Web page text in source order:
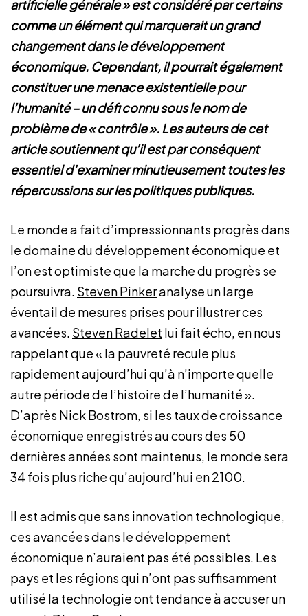
artificielle générale » est considéré par certains
comme un élément qui marquerait un grand
changement dans le développement
économique. Cependant, il pourrait également
constituer une menace existentielle pour
l’humanité – un défi connu sous le nom de
problème de « contrôle ». Les auteurs de cet
article soutiennent qu’il est par conséquent
essentiel d’examiner minutieusement toutes les
répercussions sur les politiques publiques.
Le monde a fait d’impressionnants progrès dans
le domaine du développement économique et
l’on est optimiste que la marche du progrès se
poursuivra. Steven Pinkeranalyse un large
éventail de mesures prises pour illustrer ces
avancées. Steven Radelet lui fait écho, en nous
rappelant que « la pauvreté recule plus
rapidement aujourd’hui qu’à n’importe quelle
autre période de l’histoire de l’humanité ».
D’après Nick Bostrom, si les taux de croissance
économique enregistrés au cours des 50
dernières années sont maintenus, le monde sera
34 fois plus riche qu’aujourd’hui en 2100.
Il est admis que sans innovation technologique,
ces avancées dans le développement
économique n’auraient pas été possibles. Les
pays et les régions qui n’ont pas suffisamment
utilisé la technologie ont tendance à accuser un